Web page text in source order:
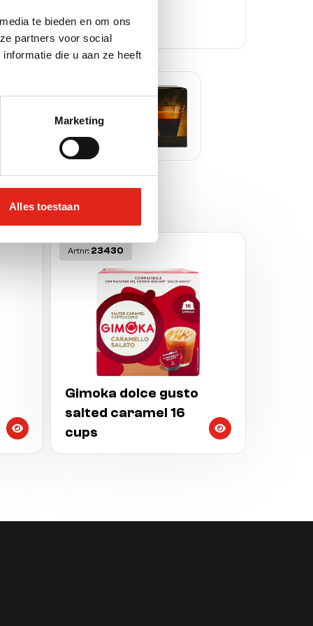
te bieden en om ons
partners voor social
die u aan ze heeft
Marketing
Alles toestaan
Artnr: 23430
Gimoka dolce gusto
salted caramel 16
cups